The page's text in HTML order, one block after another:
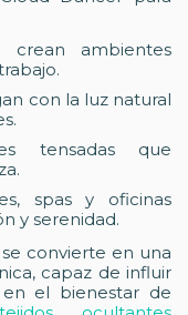
crean ambientes
con la luz natural
tensadas que
spas y oficinas
y serenidad.
convierte en una
capaz de influir
el bienestar de